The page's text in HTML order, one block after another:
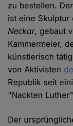
zu bestellen.
ist eine Skulptur
Neckar, gebaut
Kammermeier,
künstlerisch
von Aktivisten
Republik seit
"Nackten
Der